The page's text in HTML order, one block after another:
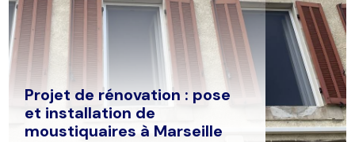
Projet de rénovation : pose
et installation de
moustiquaires à Marseille